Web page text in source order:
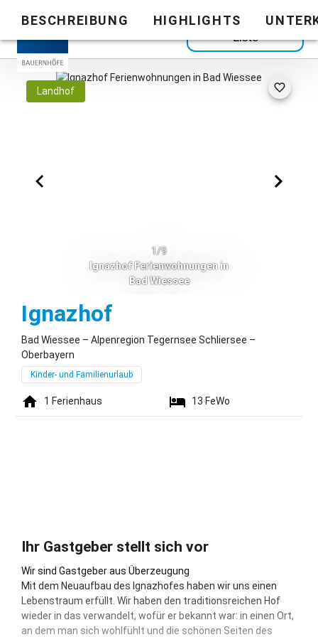
Zurück zur
Liste
BESCHREIBUNG HIGHLIGHTS
Landhof
1/9
Ignazhof Ferienwohnungen in
Bad Wiessee
Ignazhof
Bad Wiessee – Alpenregion Tegernsee Schliersee –
Oberbayern
Kinder- und Familienurlaub
1 Ferienhaus 13 FeWo
Ihr Gastgeber stellt sich vor
Wir sind Gastgeber aus Überzeugung
Mit dem Neuaufbau des Ignazhofes haben wir uns einen
Lebenstraum erfüllt. Wir haben den traditionsreichen Hof
wieder in das verwandelt, wofür er bekannt war: in einen Ort,
an dem man sich wohlfühlt und die schönen Seiten des